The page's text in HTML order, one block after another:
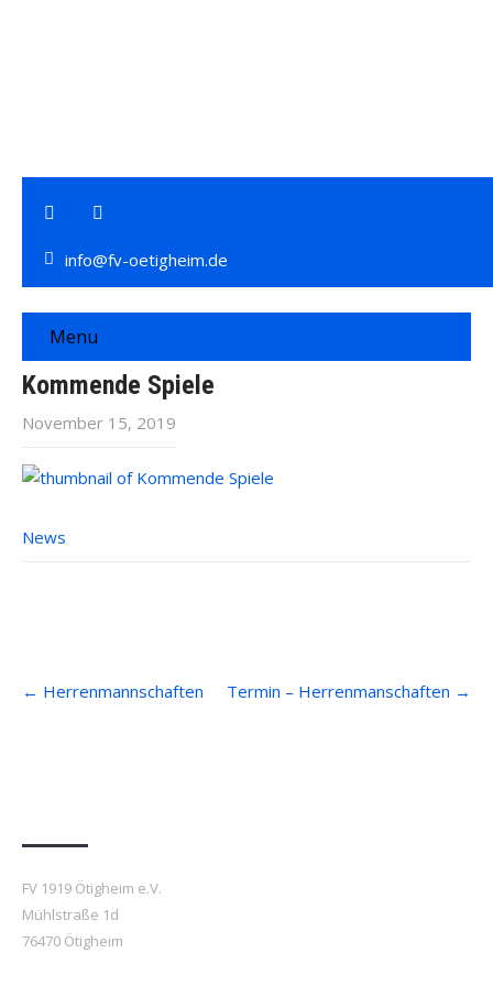
info@fv-oetigheim.de
Menu
Kommende Spiele
November 15, 2019
News
navigation
← Herrenmannschaften Termin – Herrenmanschaften →
FV 1919 Ötigheim e.V.
Mühlstraße 1d
76470 Ötigheim